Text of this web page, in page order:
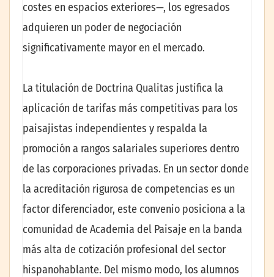
costes en espacios exteriores—, los egresados
adquieren un poder de negociación
significativamente mayor en el mercado.
La titulación de Doctrina Qualitas justifica la
aplicación de tarifas más competitivas para los
paisajistas independientes y respalda la
promoción a rangos salariales superiores dentro
de las corporaciones privadas. En un sector donde
la acreditación rigurosa de competencias es un
factor diferenciador, este convenio posiciona a la
comunidad de Academia del Paisaje en la banda
más alta de cotización profesional del sector
hispanohablante. Del mismo modo, los alumnos